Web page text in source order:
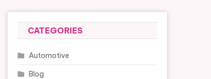
CATEGORIES
Automotive
Blog